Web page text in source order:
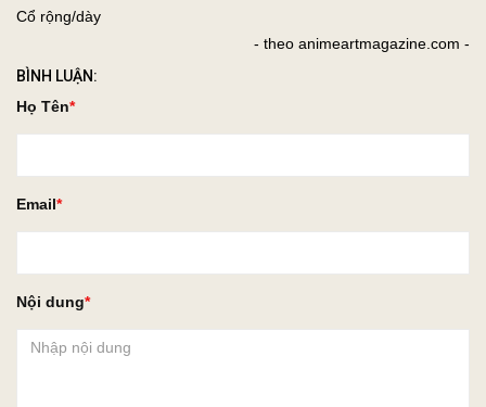
Cổ rộng/dày
- theo animeartmagazine.com -
BÌNH LUẬN:
Họ Tên
Email
Nội dung